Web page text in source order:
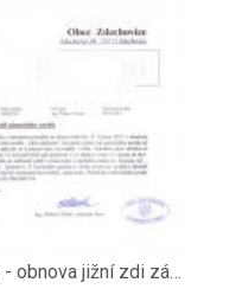
Poptávka - obnova jižní zdi zámeckého areálu